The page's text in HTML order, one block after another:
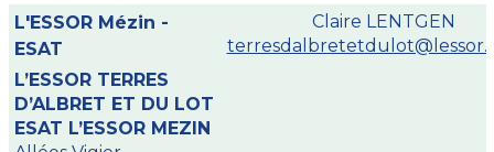
L'ESSOR Mézin -
ESAT
L’ESSOR TERRES
D’ALBRET ET DU LOT
ESAT L’ESSOR MEZIN
Claire LENTGEN